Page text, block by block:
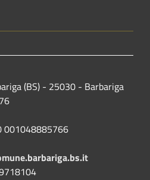
(BS) - 25030 - Barbariga
001048885766